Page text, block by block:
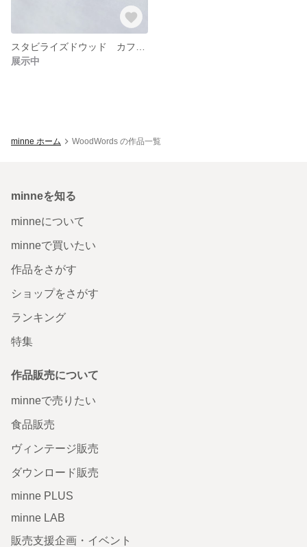
展示中
minne ホーム WoodWords の作品一覧
minneを知る
minneについて
minneで買いたい
作品をさがす
ショップをさがす
ランキング
特集
作品販売について
minneで売りたい
食品販売
ヴィンテージ販売
ダウンロード販売
minne PLUS
minne LAB
販売支援企画・イベント